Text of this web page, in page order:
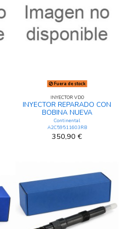
Fuera de stock
INYECTOR VDO
INYECTOR REPARADO CON
BOBINA NUEVA
Continental
A2C59511603RB
350,90 €